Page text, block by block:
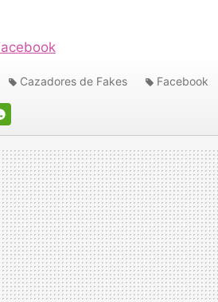
Cazadores de Fakes Facebook